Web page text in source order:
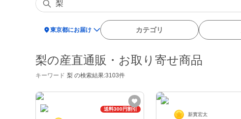
location_on東京都にお届け カテゴリ
梨の産直通販・お取り寄せ商品
キーワード 梨 の検索結果:3103件
送料300円割引
新實宏太